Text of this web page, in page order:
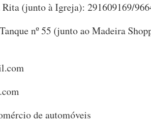
Rita (junto à Igreja): 291609169/
nº 55 (junto ao Madeira
de automóveis